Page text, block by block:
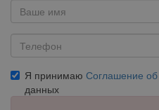
Я принимаю Соглашение об
данных